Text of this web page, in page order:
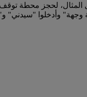
المثال، لحجز محطة
وجهة" وأدخلوا "سيدني"